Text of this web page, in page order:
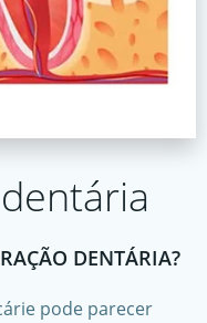
DENTÁRIA?
pode parecer